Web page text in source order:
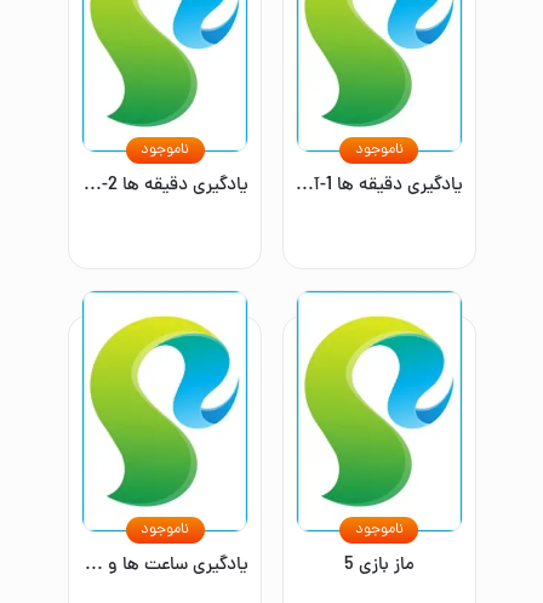
یادگیری دقیقه ها 1-آشنایی با ساعت
ناموجود
یادگیری دقیقه ها 2-آشنایی با ساعت
ناموجود
ماز بازی 5
ناموجود
یادگیری ساعت ها و نیم ساعت ها 1
ناموجود